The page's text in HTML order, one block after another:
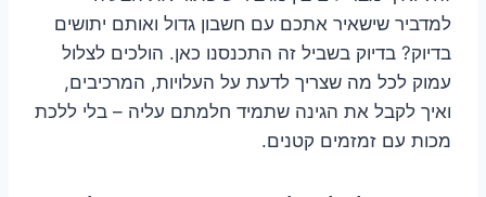
למדביר שישאיר אתכם עם חשבון גדול ואותם יתושים
בדיוק? בדיוק בשביל זה התכנסנו כאן. הולכים לצלול
עמוק לכל מה שצריך לדעת על העלויות, המרכיבים,
ואיך לקבל את הגינה שתמיד חלמתם עליה – בלי ללכת
מכות עם זמזמים קטנים.